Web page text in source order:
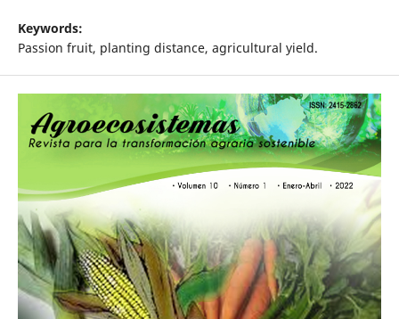
Keywords:
Passion fruit, planting distance, agricultural yield.